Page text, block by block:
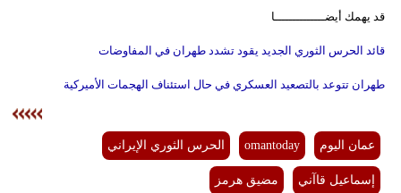
قد يهمك أيضــــــــــــــا
قائد الحرس الثوري الجديد يقود تشدد طهران في المفاوضات
طهران تتوعد بالتصعيد العسكري في حال استئناف الهجمات الأميركية
عمان اليوم omantoday الحرس الثوري الإيراني
إسماعيل قاآني مضيق هرمز